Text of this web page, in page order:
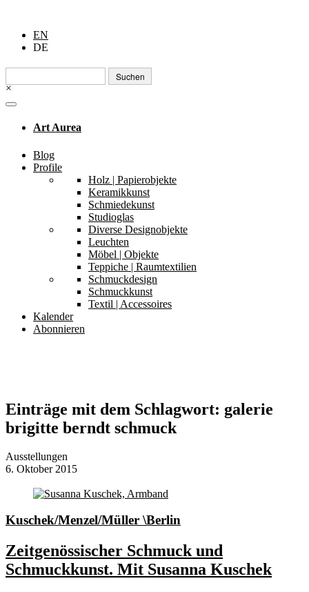
EN
DE
Suchen
nach:
×
Art Aurea
Blog
Profile
Holz | Papierobjekte
Keramikkunst
Schmiedekunst
Studioglas
Diverse Designobjekte
Leuchten
Möbel | Objekte
Teppiche | Raumtextilien
Schmuckdesign
Schmuckkunst
Textil | Accessoires
Kalender
Abonnieren
Einträge mit dem Schlagwort: galerie
brigitte berndt schmuck
Ausstellungen
6. Oktober 2015
Kuschek/Menzel/Müller \Berlin
Zeitgenössischer Schmuck und
Schmuckkunst. Mit Susanna Kuschek